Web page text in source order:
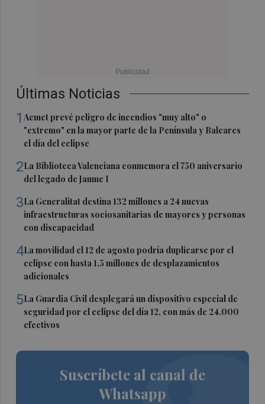
Últimas Noticias
1Aemet prevé peligro de incendios "muy alto" o
"extremo" en la mayor parte de la Península y Baleares
el día del eclipse
2La Biblioteca Valenciana conmemora el 750 aniversario
del legado de Jaume I
3La Generalitat destina 132 millones a 24 nuevas
infraestructuras sociosanitarias de mayores y personas
con discapacidad
4La movilidad el 12 de agosto podría duplicarse por el
eclipse con hasta 1,5 millones de desplazamientos
adicionales
5La Guardia Civil desplegará un dispositivo especial de
seguridad por el eclipse del día 12, con más de 24.000
efectivos
Suscríbete al canal de
Whatsapp